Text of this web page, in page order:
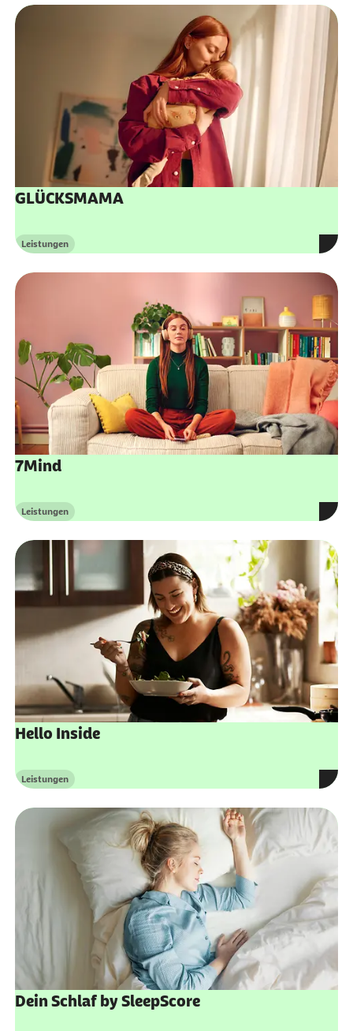
GLÜCKSMAMA
Kategorie
Leistungen
7Mind
Kategorie
Leistungen
Hello Inside
Kategorie
Leistungen
Dein Schlaf by SleepScore